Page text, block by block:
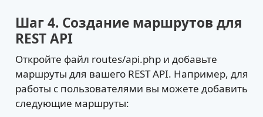
Шаг 4. Создание маршрутов для
REST API
Откройте файл routes/api.php и добавьте
маршруты для вашего REST API. Например, для
работы с пользователями вы можете добавить
следующие маршруты: